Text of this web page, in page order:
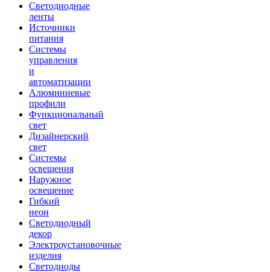
Светодиодные
ленты
Источники
питания
Системы
управления
и
автоматизации
Алюминиевые
профили
Функциональный
свет
Дизайнерский
свет
Системы
освещения
Наружное
освещение
Гибкий
неон
Светодиодный
декор
Электроустановочные
изделия
Светодиоды